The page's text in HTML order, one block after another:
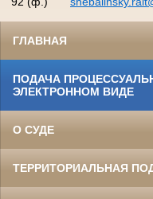
ГЛАВНАЯ
ПОДАЧА
ЭЛЕКТРОННОМ ВИДЕ
О СУДЕ
ТЕРРИТОРИАЛЬНАЯ